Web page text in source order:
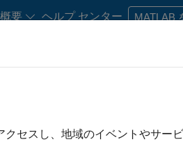
要 ヘルプ センター MATLAB
ー サポート 教育機関向けセールス
セスし、地域のイベントやサー